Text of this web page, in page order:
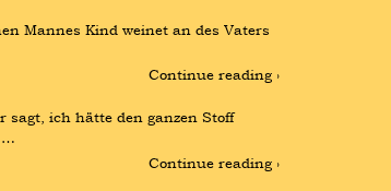
Mannes Kind weinet an des Vaters
Continue reading ›
ich hätte den ganzen Stoff
…
Continue reading ›